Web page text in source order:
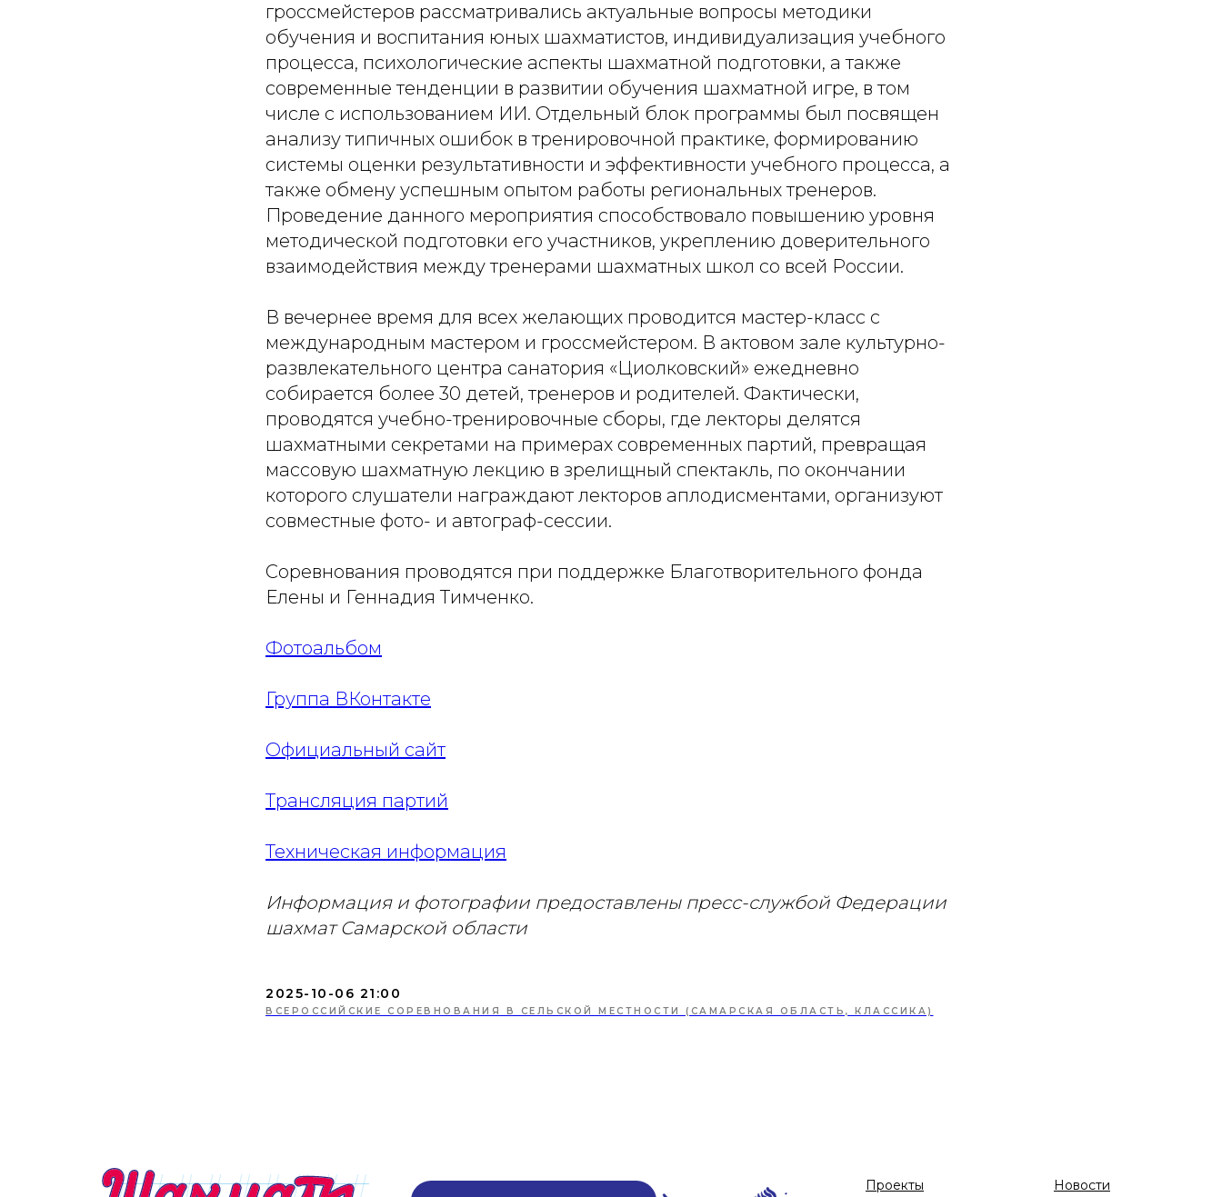
гроссмейстеров рассматривались актуальные вопросы методики
обучения и воспитания юных шахматистов, индивидуализация учебного
процесса, психологические аспекты шахматной подготовки, а также
современные тенденции в развитии обучения шахматной игре, в том
числе с использованием ИИ. Отдельный блок программы был посвящен
анализу типичных ошибок в тренировочной практике, формированию
системы оценки результативности и эффективности учебного процесса, а
также обмену успешным опытом работы региональных тренеров.
Проведение данного мероприятия способствовало повышению уровня
методической подготовки его участников, укреплению доверительного
взаимодействия между тренерами шахматных школ со всей России.
В вечернее время для всех желающих проводится мастер-класс с
международным мастером и гроссмейстером. В актовом зале культурно-
развлекательного центра санатория «Циолковский» ежедневно
собирается более 30 детей, тренеров и родителей. Фактически,
проводятся учебно-тренировочные сборы, где лекторы делятся
шахматными секретами на примерах современных партий, превращая
массовую шахматную лекцию в зрелищный спектакль, по окончании
которого слушатели награждают лекторов аплодисментами, организуют
совместные фото- и автограф-сессии.
Соревнования проводятся при поддержке Благотворительного фонда
Елены и Геннадия Тимченко.
Фотоальбом
Группа ВКонтакте
Официальный сайт
Трансляция партий
Техническая информация
Информация и фотографии предоставлены пресс-службой Федерации
шахмат Самарской области
2025-10-06 21:00
ВСЕРОССИЙСКИЕ СОРЕВНОВАНИЯ В СЕЛЬСКОЙ МЕСТНОСТИ (САМАРСКАЯ ОБЛАСТЬ, КЛАССИКА)
Проекты Новости